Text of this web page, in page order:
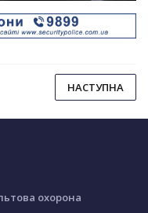
НАСТУПНА
охорона